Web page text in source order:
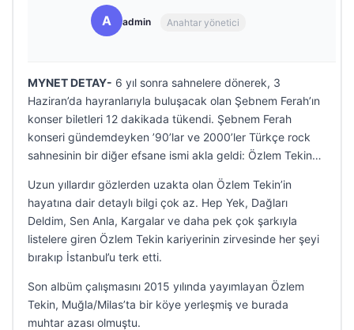
A admin Anahtar yönetici
MYNET DETAY- 6 yıl sonra sahnelere dönerek, 3
Haziran’da hayranlarıyla buluşacak olan Şebnem Ferah’ın
konser biletleri 12 dakikada tükendi. Şebnem Ferah
konseri gündemdeyken ’90’lar ve 2000’ler Türkçe rock
sahnesinin bir diğer efsane ismi akla geldi: Özlem Tekin…
Uzun yıllardır gözlerden uzakta olan Özlem Tekin’in
hayatına dair detaylı bilgi çok az. Hep Yek, Dağları
Deldim, Sen Anla, Kargalar ve daha pek çok şarkıyla
listelere giren Özlem Tekin kariyerinin zirvesinde her şeyi
bırakıp İstanbul’u terk etti.
Son albüm çalışmasını 2015 yılında yayımlayan Özlem
Tekin, Muğla/Milas’ta bir köye yerleşmiş ve burada
muhtar azası olmuştu.